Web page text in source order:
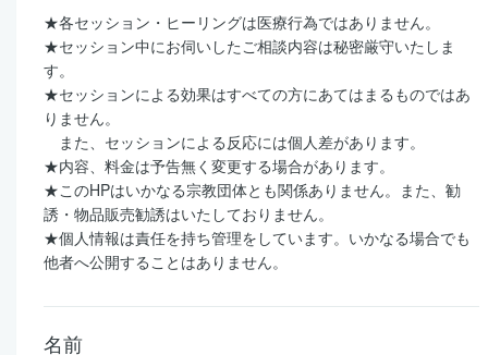
★各セッション・ヒーリングは医療行為ではありません。
★セッション中にお伺いしたご相談内容は秘密厳守いたしま
す。
★セッションによる効果はすべての方にあてはまるものではあ
りません。
また、セッションによる反応には個人差があります。
★内容、料金は予告無く変更する場合があります。
★このHPはいかなる宗教団体とも関係ありません。また、勧
誘・物品販売勧誘はいたしておりません。
★個人情報は責任を持ち管理をしています。いかなる場合でも
他者へ公開することはありません。
名前